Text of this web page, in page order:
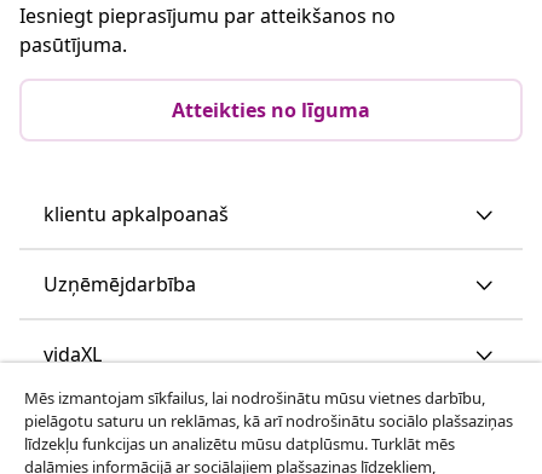
Iesniegt pieprasījumu par atteikšanos no
pasūtījuma.
Atteikties no līguma
klientu apkalpoanaš
Uzņēmējdarbība
vidaXL
Apskatiet vairāk
Mēs izmantojam sīkfailus, lai nodrošinātu mūsu vietnes darbību,
pielāgotu saturu un reklāmas, kā arī nodrošinātu sociālo plašsaziņas
līdzekļu funkcijas un analizētu mūsu datplūsmu. Turklāt mēs
dalāmies informācijā ar sociālajiem plašsaziņas līdzekļiem,